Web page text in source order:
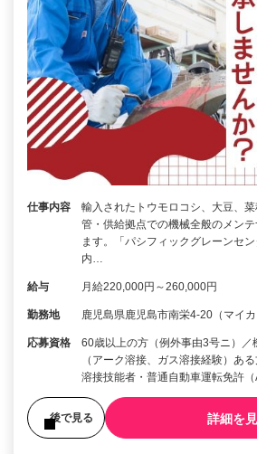
仕事内容
輸入されたトウモロコシ、大豆、
管・供給拠点での機械全般のメン
ます。「パシフィックグレーンセ
内…
給与 月給220,000円～260,000円
勤務地 鹿児島県鹿児島市南栄4-20（マイカ
応募資格
60歳以上の方（例外事由3号ニ）／
（アーク溶接、ガス溶接経験）あ
溶接技能者・普通自動車運転免許（
後で見る 詳細を